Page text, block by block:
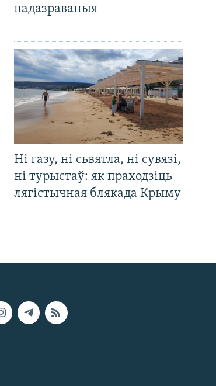
падазраваныя
Ні газу, ні сьвятла, ні сувязі,
ні турыстаў: як праходзіць
лягістычная блякада Крыму